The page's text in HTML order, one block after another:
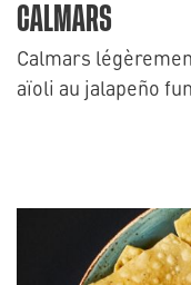
CALMARS
Calmars
aïoli au jalapeño